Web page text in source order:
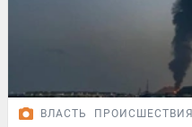
ВЛАСТЬ ПРОИСШЕСТВИЯ